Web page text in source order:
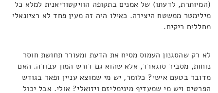
(המיותרת, לדעתו) של אמנים בתקופה הוויקטוריאנית למלא כל
מילימטר ממשטח היצירה. כאילו היה זה מעין פחד לא רציונאלי
מחללים ריקים.
לא רק שהסגנון העמוס מסיח את הדעת ומעורר תחושת חוסר
נוחות, מסביר סוגארד, אלא שהוא גם דורש המון עבודה. האם
מדובר בטעם אישי? כלומר, יש מי שמוצא עניין ופאר בגודש
הפרטים ויש מי שמעדיף מינימליזם ויזואלי? אולי. אבל יכול